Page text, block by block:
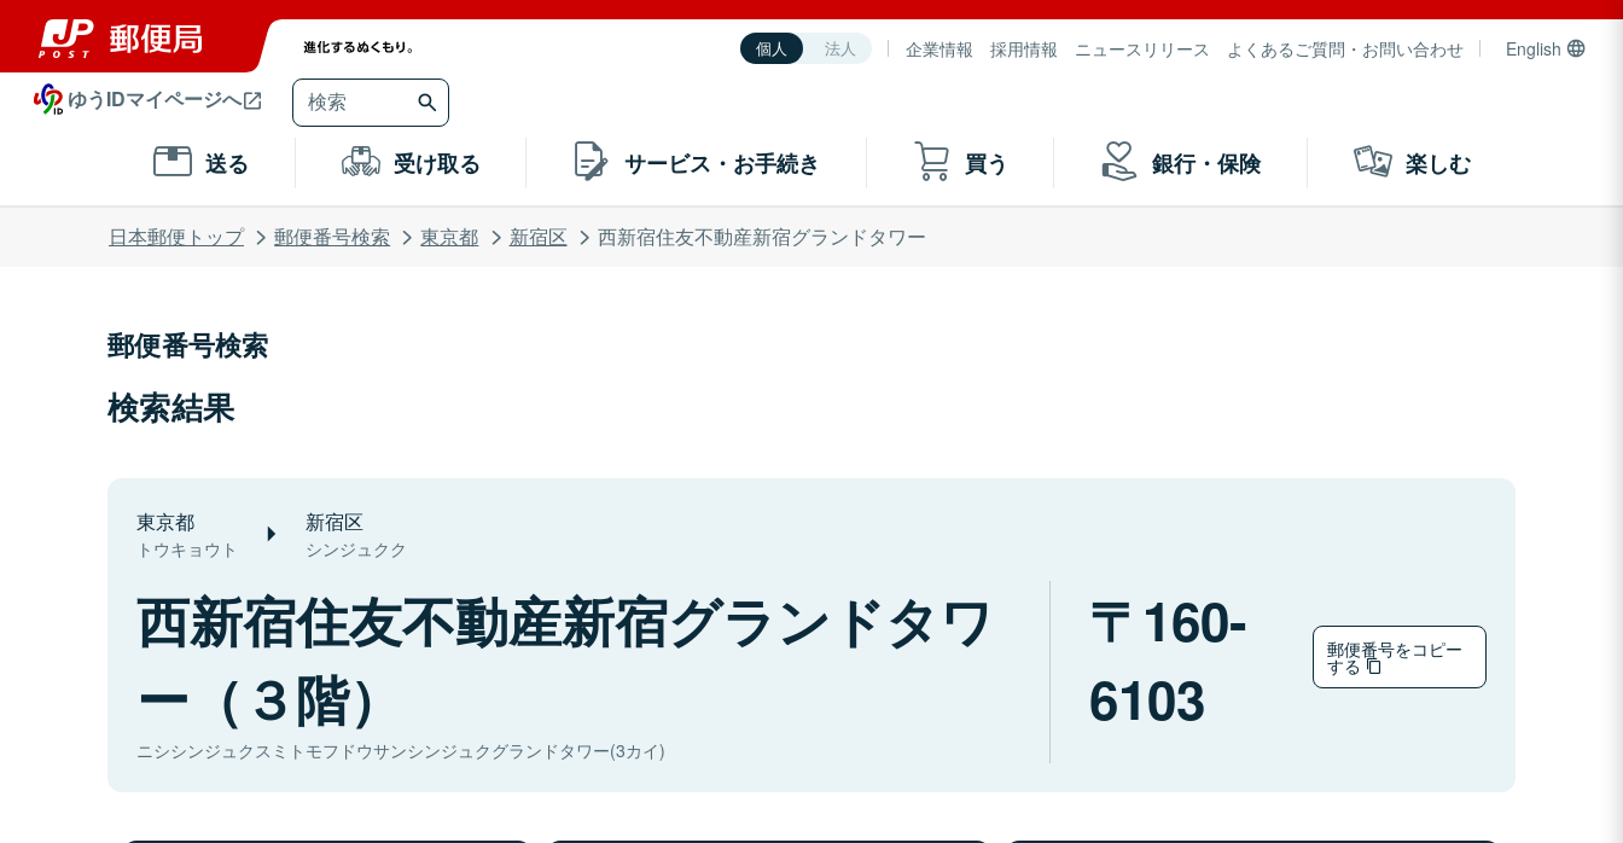
個人 法人 企業情報 採用情報 ニュースリリース よくあるご質問・お問い合わせ English
ゆうIDマイページへ
送る 受け取る サービス・お手続き 買う 銀行・保険 楽しむ
日本郵便トップ 郵便番号検索 東京都 新宿区 西新宿住友不動産新宿グランドタワー
郵便番号検索
検索結果
東京都
トウキョウト
新宿区
シンジュクク
西新宿住友不動産新宿グランドタワ
ー（３階）
ニシシンジュクスミトモフドウサンシンジュクグランドタワー(3カイ)
160-
6103
郵便番号をコピー
する